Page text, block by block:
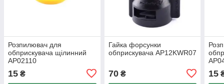
Розпилювач для
обприскувача щілинний
AP02110
15 ₴
Гайка форсунки
обприскувача AP12KWR07
70₴ 15